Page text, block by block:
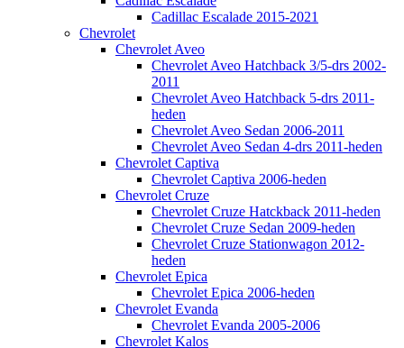
Cadillac Escalade 2015-2021
Chevrolet
Chevrolet Aveo
Chevrolet Aveo Hatchback 3/5-drs 2002-
2011
Chevrolet Aveo Hatchback 5-drs 2011-
heden
Chevrolet Aveo Sedan 2006-2011
Chevrolet Aveo Sedan 4-drs 2011-heden
Chevrolet Captiva
Chevrolet Captiva 2006-heden
Chevrolet Cruze
Chevrolet Cruze Hatckback 2011-heden
Chevrolet Cruze Sedan 2009-heden
Chevrolet Cruze Stationwagon 2012-
heden
Chevrolet Epica
Chevrolet Epica 2006-heden
Chevrolet Evanda
Chevrolet Evanda 2005-2006
Chevrolet Kalos